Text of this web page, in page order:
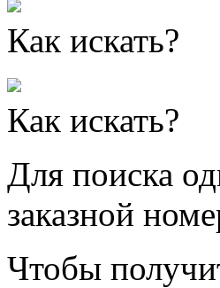
Как искать?
Как искать?
Для поиска
заказной
Чтобы